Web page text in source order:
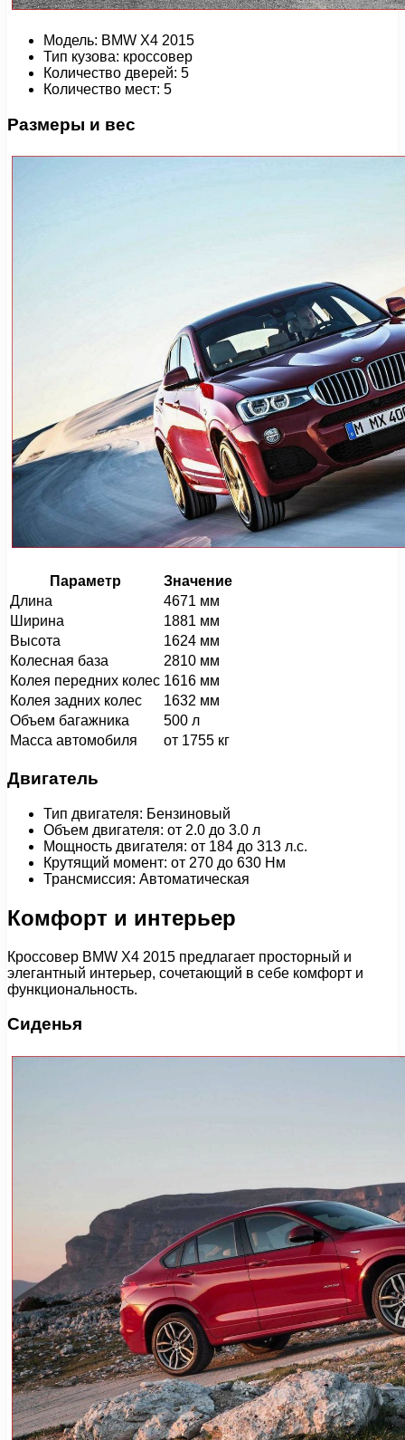
Модель: BMW X4 2015
Тип кузова: кроссовер
Количество дверей: 5
Количество мест: 5
Размеры и вес
Параметр
Значение
Длина
4671 мм
Ширина
1881 мм
Высота
1624 мм
Колесная база
2810 мм
Колея передних колес 1616 мм
Колея задних колес
1632 мм
Объем багажника
500 л
Масса автомобиля
от 1755 кг
Двигатель
Тип двигателя: Бензиновый
Объем двигателя: от 2.0 до 3.0 л
Мощность двигателя: от 184 до 313 л.с.
Крутящий момент: от 270 до 630 Нм
Трансмиссия: Автоматическая
Комфорт и интерьер
Кроссовер BMW X4 2015 предлагает просторный и
элегантный интерьер, сочетающий в себе комфорт и
функциональность.
Сиденья